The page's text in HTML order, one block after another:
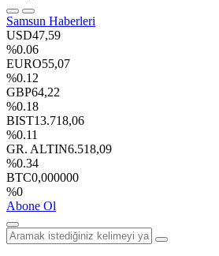
Samsun Haberleri
USD47,59
%0.06
EURO55,07
%0.12
GBP64,22
%0.18
BIST13.718,06
%0.11
GR. ALTIN6.518,09
%0.34
BTC0,000000
%0
Abone Ol